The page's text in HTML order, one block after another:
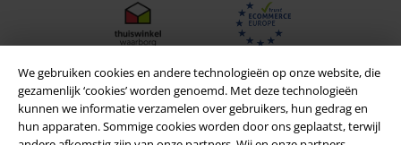
We gebruiken cookies en andere technologieën op onze website, die
gezamenlijk ‘cookies’ worden genoemd. Met deze technologieën
kunnen we informatie verzamelen over gebruikers, hun gedrag en
hun apparaten. Sommige cookies worden door ons geplaatst, terwijl